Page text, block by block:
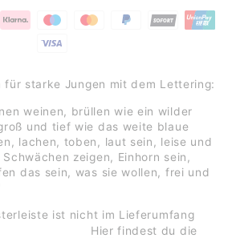
starke Jungen mit dem Lettering:
weinen, brüllen wie ein wilder
und tief wie das weite blaue
lachen, toben, laut sein, leise und
zeigen, Einhorn sein,
das sein, was sie wollen, frei und
ist nicht im Lieferumfang
Hier findest du die